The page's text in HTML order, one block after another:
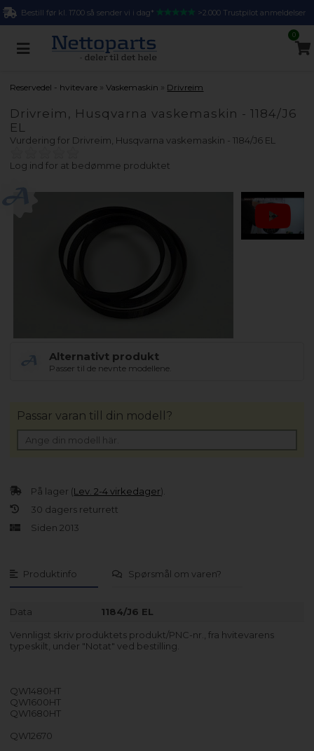
Bestill før kl. 17.00 så sender vi i dag* >2.000 Trustpilot anmeldelser
0
Reservedel - hvitevare »Vaskemaskin » Drivreim
Drivreim, Husqvarna vaskemaskin - 1184/J6
EL
Vurdering for Drivreim, Husqvarna vaskemaskin - 1184/J6 EL
Log ind for at bedømme produktet
Alternativt produkt
Passer til de nevnte modellene.
Produktinfo Spørsmål om varen?
Data 1184/J6 EL
Vennligst skriv produktets produkt/PNC-nr., fra hvitevarens
typeskilt, under "Notat" ved bestilling.
QW1480HT
QW1600HT
QW1680HT
QW12670
På lager (Lev. 2-4 virkedager).
30 dagers returrett
Siden 2013
Passar varan till din modell?